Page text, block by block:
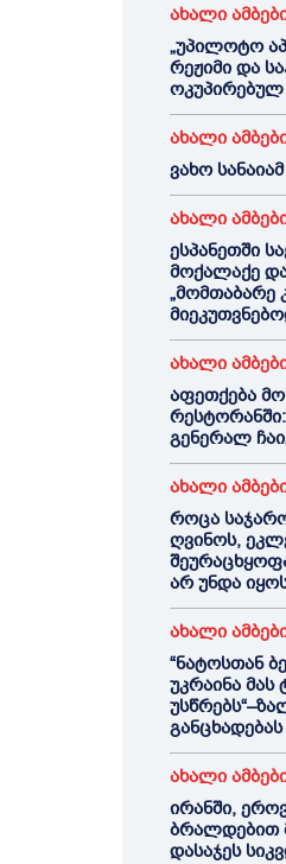
ახალი
„უპილოტო
რეჟიმი და
ოკუპირებულ
ახალი
ვახო
ახალი
ესპანეთში
მოქალაქე
„მომთაბარე
ახალი
აფეთქება
გენერალ
ახალი
როცა
ღვინოს,
არ უნდა
ახალი
“ნატოსთან
უკრაინა
ახალი
ირანში,
ბრალდებით
დასაჯეს